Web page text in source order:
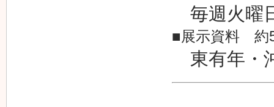
毎週火曜
■展示資料 約
東有年・